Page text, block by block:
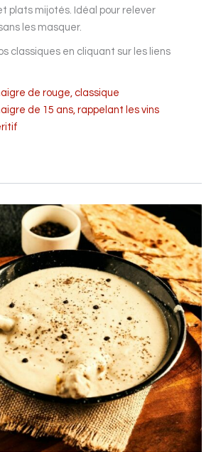
plats mijotés. Idéal pour relever
les masquer.
classiques en cliquant sur les liens
de rouge, classique
de 15 ans, rappelant les vins